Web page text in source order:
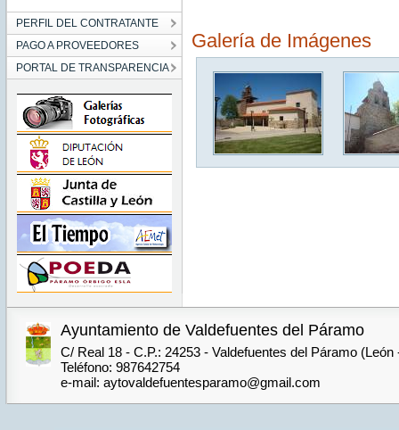
PERFIL DEL CONTRATANTE
PAGO A PROVEEDORES
PORTAL DE TRANSPARENCIA
Galería de Imágenes
Ayuntamiento de Valdefuentes del Páramo
C/ Real 18 - C.P.: 24253 - Valdefuentes del Páramo (León
Teléfono: 987642754
e-mail: aytovaldefuentesparamo@gmail.com